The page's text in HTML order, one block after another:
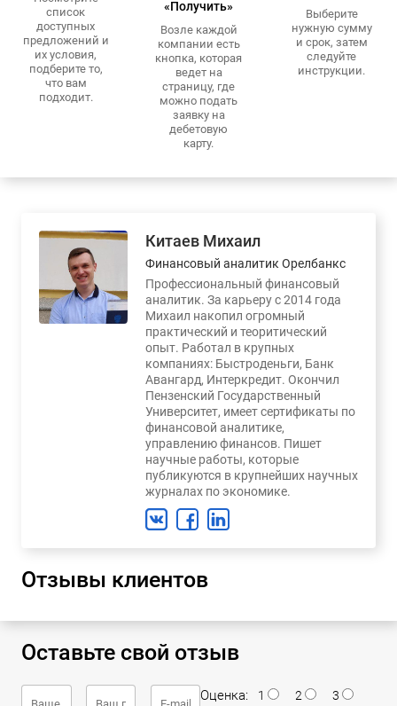
список
доступных
предложений и
их условия,
подберите то,
что вам
подходит.
«Получить»
Возле каждой
компании есть
кнопка, которая
ведет на
страницу, где
можно подать
заявку на
дебетовую
карту.
Выберите
нужную сумму
и срок, затем
следуйте
инструкции.
Китаев Михаил
Финансовый аналитик Орелбанкс
Профессиональный финансовый
аналитик. За карьеру с 2014 года
Михаил накопил огромный
практический и теоритический
опыт. Работал в крупных
компаниях: Быстроденьги, Банк
Авангард, Интеркредит. Окончил
Пензенский Государственный
Университет, имеет сертификаты по
финансовой аналитике,
управлению финансов. Пишет
научные работы, которые
публикуются в крупнейших научных
журналах по экономике.
Отзывы клиентов
Оставьте свой отзыв
Оценка: 1 2
3